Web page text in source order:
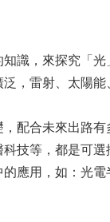
識，來探究「
，雷射、太陽
配合未來出路
技等，都是可選
應用，如：光電